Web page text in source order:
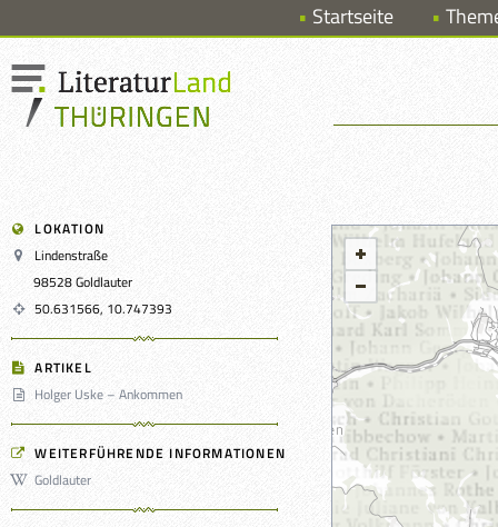
Startseite
LOKATION
Lindenstraße
98528 Goldlauter
50.631566, 10.747393
ARTIKEL
Holger Uske – Ankommen
WEITERFÜHRENDE INFORMATIONEN
Goldlauter